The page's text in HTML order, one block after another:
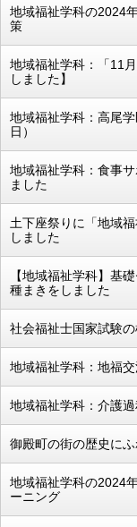
地域福祉学科の2024
策
地域福祉学科：「11
しました】
地域福祉学科：高尾
日）
地域福祉学科：食事
ました
土下座祭りに「地域
しました
【地域福祉学科】
種まきをしました
社会福祉士国家試験
地域福祉学科：地福
地域福祉学科：介護
御殿町の街の歴史に
地域福祉学科の2024
ーニング